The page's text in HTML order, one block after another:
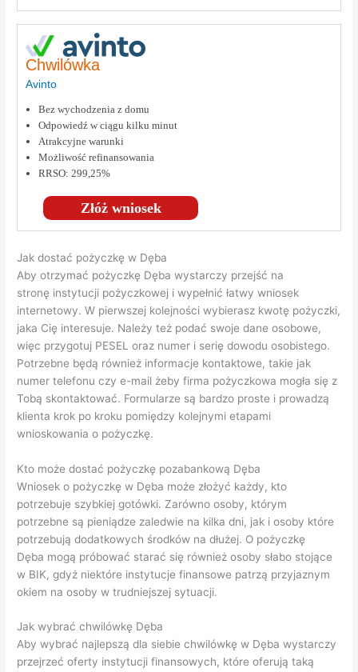
Chwilówka
Avinto
Złóż wniosek
Bez wychodzenia z domu
Odpowiedź w ciągu kilku minut
Atrakcyjne warunki
Możliwość refinansowania
RRSO: 299,25%
Jak dostać pożyczkę w Dęba
Aby otrzymać pożyczkę Dęba wystarczy przejść na
stronę instytucji pożyczkowej i wypełnić łatwy wniosek
internetowy. W pierwszej kolejności wybierasz kwotę pożyczki,
jaka Cię interesuje. Należy też podać swoje dane osobowe,
więc przygotuj PESEL oraz numer i serię dowodu osobistego.
Potrzebne będą również informacje kontaktowe, takie jak
numer telefonu czy e-mail żeby firma pożyczkowa mogła się z
Tobą skontaktować. Formularze są bardzo proste i prowadzą
klienta krok po kroku pomiędzy kolejnymi etapami
wnioskowania o pożyczkę.
Kto może dostać pożyczkę pozabankową Dęba
Wniosek o pożyczkę w Dęba może złożyć każdy, kto
potrzebuje szybkiej gotówki. Zarówno osoby, którym
potrzebne są pieniądze zaledwie na kilka dni, jak i osoby które
potrzebują dodatkowych środków na dłużej. O pożyczkę
Dęba mogą próbować starać się również osoby słabo stojące
w BIK, gdyż niektóre instytucje finansowe patrzą przyjaznym
okiem na osoby w trudniejszej sytuacji.
Jak wybrać chwilówkę Dęba
Aby wybrać najlepszą dla siebie chwilówkę w Dęba wystarczy
przejrzeć oferty instytucji finansowych, które oferują taką